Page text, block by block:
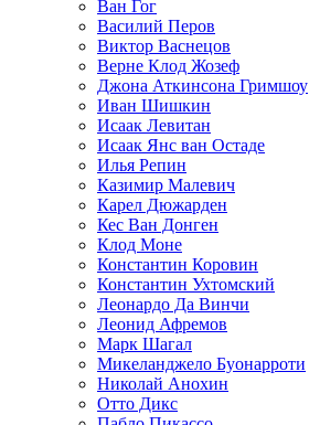
Ван Гог
Василий Перов
Виктор Васнецов
Верне Клод Жозеф
Джона Аткинсона Гримшоу
Иван Шишкин
Исаак Левитан
Исаак Янс ван Остаде
Илья Репин
Казимир Малевич
Карел Дюжарден
Кес Ван Донген
Клод Моне
Константин Коровин
Константин Ухтомский
Леонардо Да Винчи
Леонид Афремов
Марк Шагал
Микеланджело Буонарроти
Николай Анохин
Отто Дикс